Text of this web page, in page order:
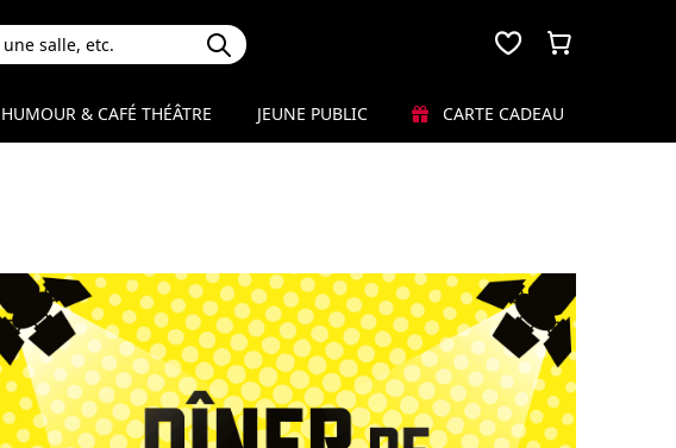
HUMOUR & CAFÉ THÉÂTRE JEUNE PUBLIC CARTE CADEAU